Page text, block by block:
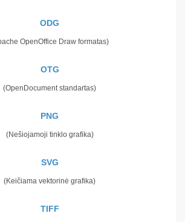
ODG
OpenOffice Draw formatas)
OTG
(OpenDocument standartas)
PNG
(Nešiojamoji tinklo grafika)
SVG
(Keičiama vektorinė grafika)
TIFF